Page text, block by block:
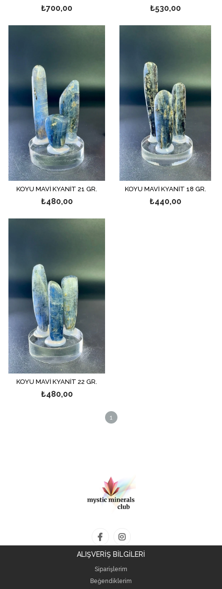
₺700,00 ₺530,00
KOYU MAVİ KYANİT 21 GR.
₺480,00
KOYU MAVİ KYANİT 18 GR.
₺440,00
KOYU MAVİ KYANİT 22 GR.
₺480,00
1
ALIŞVERİŞ BİLGİLERİ
Siparişlerim
Beğendiklerim